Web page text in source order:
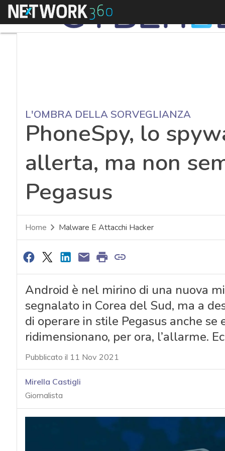
Menu
L'OMBRA DELLA SORVEGLIANZA
PhoneSpy, lo
allerta, ma non
Pegasus
Home Malware E Attacchi Hacker
Android è nel mirino di una nuova
segnalato in Corea del Sud, ma a
di operare in stile Pegasus anche se
ridimensionano, per ora, l’allarme.
Pubblicato il 11 Nov 2021
Mirella Castigli
Giornalista